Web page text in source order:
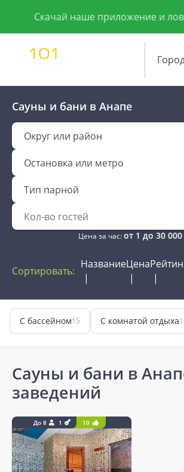
Скачай наше приложение и
Сауны и бани в Анапе
Округ или район
Остановка или метро
Тип парной
Цена за час:от 1 до 30 000
Сортировать:
НазваниеЦена
С бассейном15 С комнатой отдыха1
Сауны и бани в
заведений
До 8 1 10